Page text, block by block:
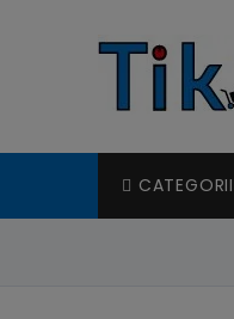
CATEGORII